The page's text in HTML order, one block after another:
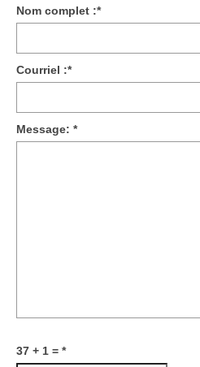
Nom complet :*
Courriel :*
Message: *
37 + 1 = *